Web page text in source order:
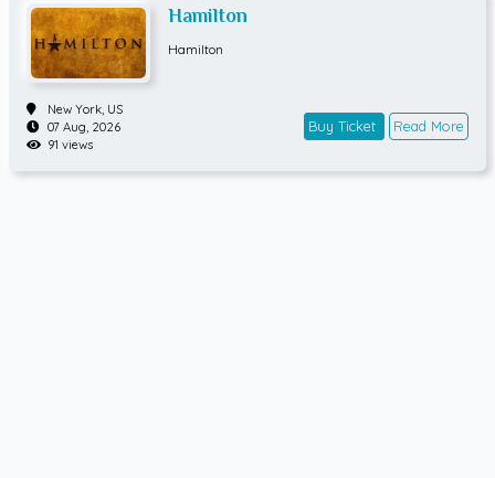
Hamilton
Hamilton
New York, US
07 Aug, 2026
91 views
Buy Ticket Read More